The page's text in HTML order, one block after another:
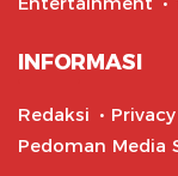
INFORMASI
Redaksi
Pedoman Media